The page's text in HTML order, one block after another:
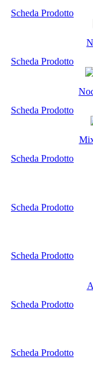
Scheda Prodotto
Scheda Prodotto
Scheda Prodotto
Scheda Prodotto
Scheda Prodotto
Scheda Prodotto
Scheda Prodotto
Scheda Prodotto